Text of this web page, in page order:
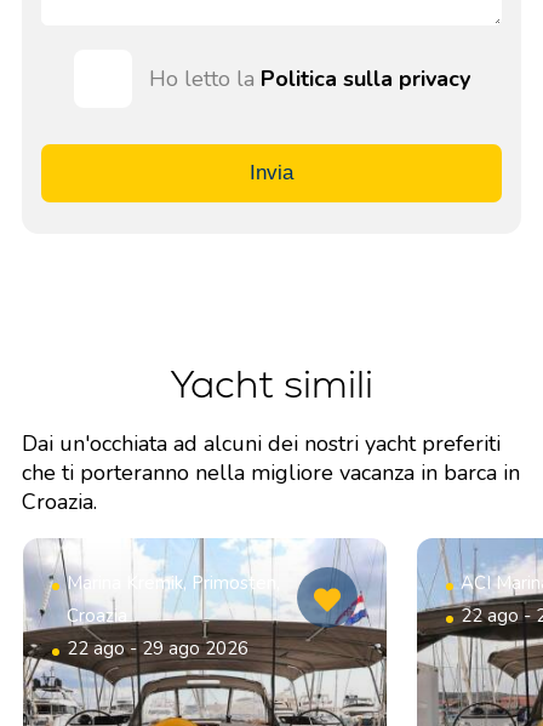
Ho letto la Politica sulla privacy
Invia
Yacht simili
Dai un'occhiata ad alcuni dei nostri yacht preferiti
che ti porteranno nella migliore vacanza in barca in
Croazia.
Marina Kremik, Primosten,
Croazia
22 ago - 29 ago 2026
ACI
22 ago -